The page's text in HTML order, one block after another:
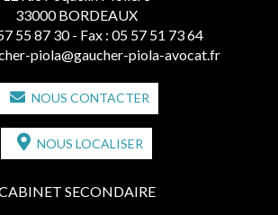
33000 BORDEAUX
55 87 30 - Fax : 05 57 51 73 64
piola@gaucher-piola-avocat.fr
NOUS CONTACTER
NOUS LOCALISER
SECONDAIRE